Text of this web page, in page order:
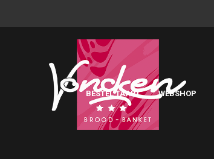
BESTEL TAART WEBSHOP